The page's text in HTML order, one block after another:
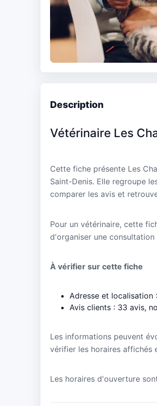
Description
Vétérinaire Les
Cette fiche présente Les
Saint-Denis. Elle regroupe
comparer les avis et
Pour un vétérinaire, cette
d'organiser une
À vérifier sur cette fiche
Adresse et localisation
Avis clients : 33 avis,
Les informations peuvent
vérifier les horaires affichés
Les horaires d'ouverture